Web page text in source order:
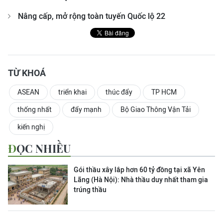
Nâng cấp, mở rộng toàn tuyến Quốc lộ 22
TỪ KHOÁ
ASEAN triển khai thúc đẩy TP HCM
thống nhất đẩy mạnh Bộ Giao Thông Vận Tải
kiến nghị
ĐỌC NHIỀU
Gói thầu xây lắp hơn 60 tỷ đồng tại xã Yên
Lãng (Hà Nội): Nhà thầu duy nhất tham gia
trúng thầu